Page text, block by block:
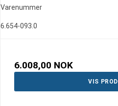
Varenummer
6.654-093.0
6.008,00 NOK
VIS